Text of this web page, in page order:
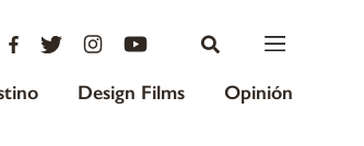
Design Films Opinión